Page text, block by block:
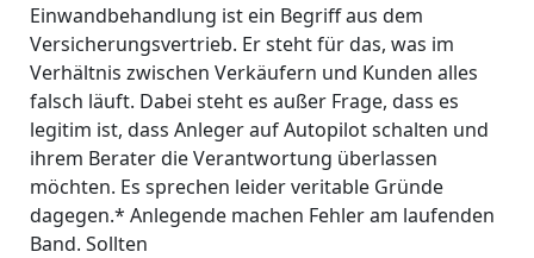
Einwandbehandlung ist ein Begriff aus dem
Versicherungsvertrieb. Er steht für das, was im
Verhältnis zwischen Verkäufern und Kunden alles
falsch läuft. Dabei steht es außer Frage, dass es
legitim ist, dass Anleger auf Autopilot schalten und
ihrem Berater die Verantwortung überlassen
möchten. Es sprechen leider veritable Gründe
dagegen.* Anlegende machen Fehler am laufenden
Band. Sollten